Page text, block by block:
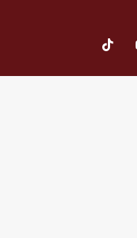
‫YouTube